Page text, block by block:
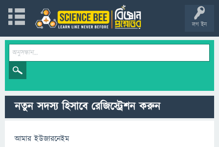
লগ ইন
নতুন সদস্য হিসাবে রেজিস্ট্রেশন করুন
আমার ইউজারনেইম